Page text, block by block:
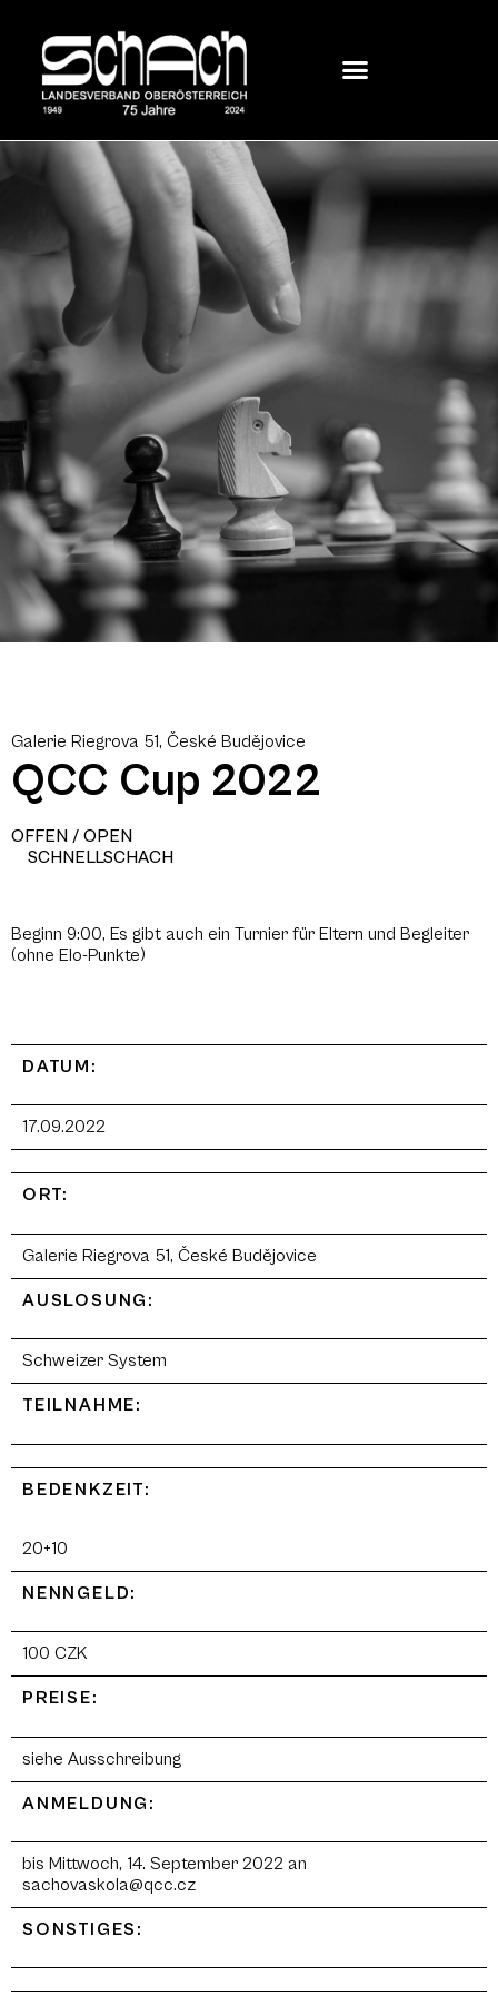
Galerie Riegrova 51, České Budějovice
QCC Cup 2022
OFFEN / OPEN
SCHNELLSCHACH
Beginn 9:00, Es gibt auch ein Turnier für Eltern und Begleiter
(ohne Elo-Punkte)
DATUM:
17.09.2022
ORT:
Galerie Riegrova 51, České Budějovice
AUSLOSUNG:
Schweizer System
TEILNAHME:
BEDENKZEIT:
20+10
NENNGELD:
100 CZK
PREISE:
siehe Ausschreibung
ANMELDUNG:
bis Mittwoch, 14. September 2022 an
sachovaskola@qcc.cz
SONSTIGES: